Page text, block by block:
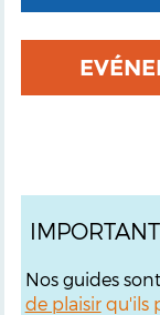
IMPORTANT
Nos guides sont
de plaisirqu'ils